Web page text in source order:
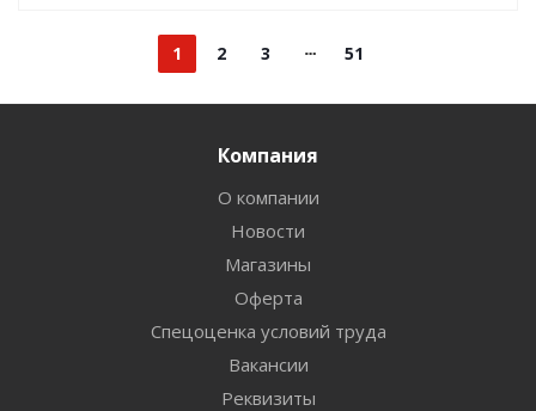
1 2 3 51
Компания
О компании
Новости
Магазины
Оферта
Спецоценка условий труда
Вакансии
Реквизиты